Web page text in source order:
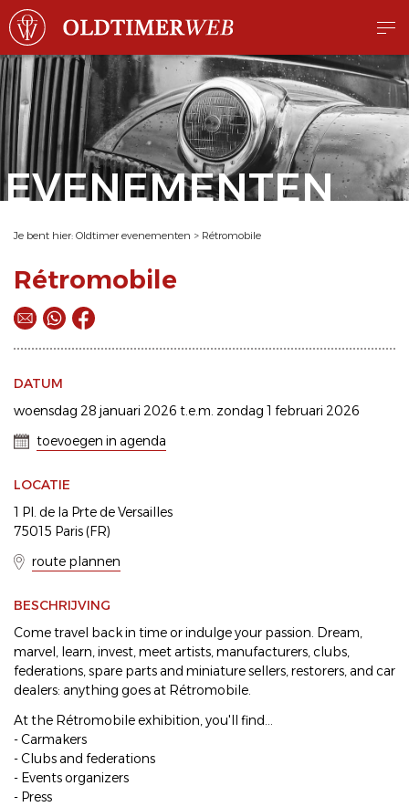
EVENEMENTEN
Je bent hier: Oldtimer evenementen > Rétromobile
Rétromobile
DATUM
woensdag 28 januari 2026 t.e.m. zondag 1 februari 2026
toevoegen in agenda
LOCATIE
1 Pl. de la Prte de Versailles
75015 Paris (FR)
route plannen
BESCHRIJVING
Come travel back in time or indulge your passion. Dream,
marvel, learn, invest, meet artists, manufacturers, clubs,
federations, spare parts and miniature sellers, restorers, and car
dealers: anything goes at Rétromobile.
At the Rétromobile exhibition, you'll find...
- Carmakers
- Clubs and federations
- Events organizers
- Press